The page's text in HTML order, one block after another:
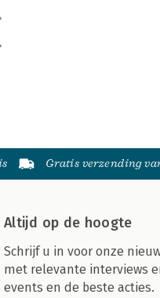
Gratis verzending
Altijd op de hoogte
Schrijf u in voor onze
met relevante interviews
events en de beste acties.